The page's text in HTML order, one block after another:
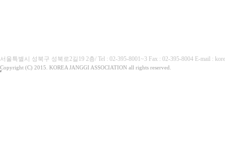
서울특별시 성북구 성북로2길19 2층/ Tel : 02-395-8001~3 Fax : 02-395-8004 E-mail :
Copyright (C) 2015. KOREA JANGGI ASSOCIATION all rights reserved.